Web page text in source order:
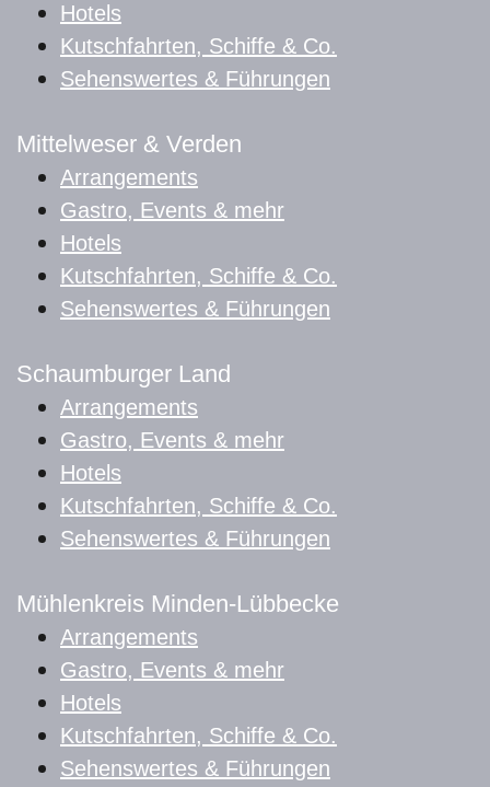
Hotels
Kutschfahrten, Schiffe & Co.
Sehenswertes & Führungen
Mittelweser & Verden
Arrangements
Gastro, Events & mehr
Hotels
Kutschfahrten, Schiffe & Co.
Sehenswertes & Führungen
Schaumburger Land
Arrangements
Gastro, Events & mehr
Hotels
Kutschfahrten, Schiffe & Co.
Sehenswertes & Führungen
Mühlenkreis Minden-Lübbecke
Arrangements
Gastro, Events & mehr
Hotels
Kutschfahrten, Schiffe & Co.
Sehenswertes & Führungen